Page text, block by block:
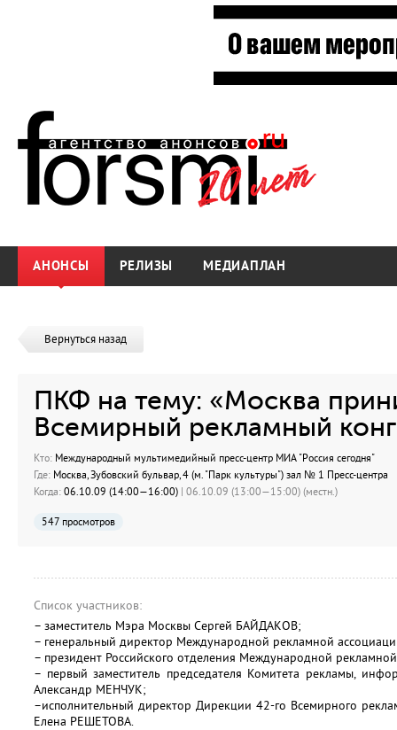
АНОНСЫ РЕЛИЗЫ МЕДИАПЛАН
Вернуться назад
ПКФ на тему: «Москва
Всемирный рекламный
Кто: Международный мультимедийный пресс-центр МИА "Россия сегодня"
Где: Москва, Зубовский бульвар, 4 (м. "Парк культуры") зал № 1 Пресс-центра
Когда: 06.10.09 (14:00—16:00) | 06.10.09 (13:00—15:00) (местн.)
547 просмотров
Список участников:
– заместитель Мэра Москвы Сергей БАЙДАКОВ;
– генеральный директор Международной рекламной
– президент Российского отделения Международной
– первый заместитель председателя Комитета рекламы,
Александр МЕНЧУК;
–исполнительный директор Дирекции 42-го Всемирного
Елена РЕШЕТОВА.